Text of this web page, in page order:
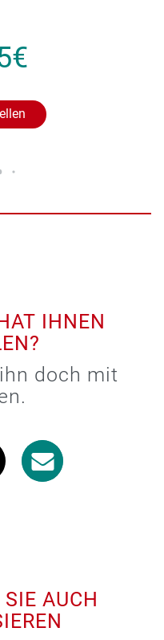
IHNEN
doch mit
AUCH